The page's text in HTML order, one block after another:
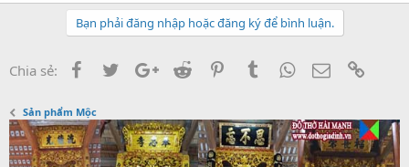
Bạn phải đăng nhập hoặc đăng ký để bình luận.
Chia sẻ: FacebookTwitterGoogle+
Reddit PinterestTumblrWhatsApp
Email
Sản phẩm Mộc